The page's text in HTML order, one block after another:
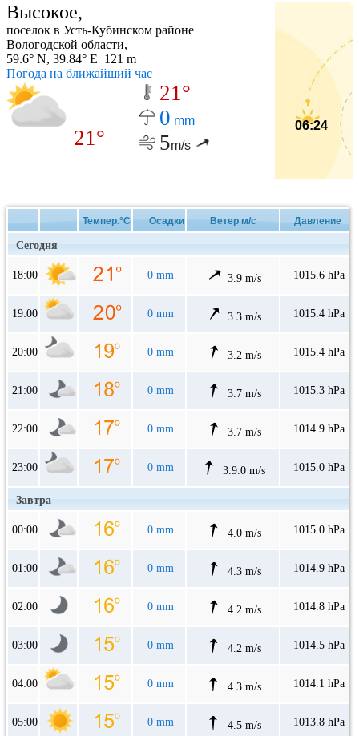
Высокое,
поселок в Усть-Кубинском районе
Вологодской области,
59.6° N, 39.84° E 121 m
Погода на ближайший час
21°
21°
0 mm
5m/s
06:24
Темпер.°C Осадки Ветер м/с Давление
Сегодня
18:00 0 mm 3.9 m/s 1015.6 hPa
19:00 0 mm 3.3 m/s 1015.4 hPa
20:00 0 mm 3.2 m/s 1015.4 hPa
21:00 0 mm 3.7 m/s 1015.3 hPa
22:00 0 mm 3.7 m/s 1014.9 hPa
23:00 0 mm 3.9.0 m/s 1015.0 hPa
Завтра
00:00 0 mm 4.0 m/s 1015.0 hPa
01:00 0 mm 4.3 m/s 1014.9 hPa
02:00 0 mm 4.2 m/s 1014.8 hPa
03:00 0 mm 4.2 m/s 1014.5 hPa
04:00 0 mm 4.3 m/s 1014.1 hPa
05:00 0 mm 4.5 m/s 1013.8 hPa